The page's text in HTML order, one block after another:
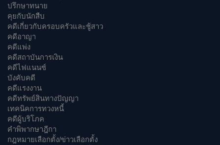
ปรึกษาทนาย
คุยกับนักสืบ
คดีเกี่ยวกับครอบครัวและชู้สาว
คดีอาญา
คดีแพ่ง
คดีสถาบันการเงิน
คดีไฟแนนซ์
บังคับคดี
คดีแรงงาน
คดีทรัพย์สินทางปัญญา
เทคนิคการทวงหนี้
คดีผู้บริโภค
คำพิพากษาฎีกา
กฎหมายเลือกตั้ง/ข่าวเลือกตั้ง